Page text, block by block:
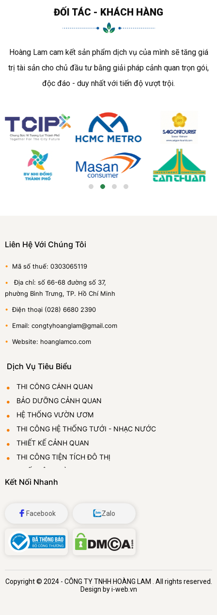
ĐỐI TÁC - KHÁCH HÀNG
Hoàng Lam cam kết sản phẩm dịch vụ của mình sẽ tăng giá
trị tài sản cho chủ đầu tư bằng giải pháp cảnh quan trọn gói,
độc đáo - duy nhất với tiến độ vượt trội.
Liên Hệ Với Chúng Tôi
• Mã số thuế: 0303065119
• Địa chỉ: số 66-68 đường số 37,
phường Bình Trưng, TP. Hồ Chí Minh
• Điện thoại (028) 6680 2390
• Email: congtyhoanglam@gmail.com
• Website: hoanglamco.com
Dịch Vụ Tiêu Biểu
THI CÔNG CẢNH QUAN
BẢO DƯỠNG CẢNH QUAN
HỆ THỐNG VƯỜN ƯƠM
THI CÔNG HỆ THỐNG TƯỚI - NHẠC NƯỚC
THIẾT KẾ CẢNH QUAN
THI CÔNG TIỆN TÍCH ĐÔ THỊ
CUNG CẤP VÀ CHO THUÊ CÂY CẢNH
Kết Nối Nhanh
Facebook Zalo
Copyright © 2024 - CÔNG TY TNHH HOÀNG LAM . All rights reserved.
Design by i-web.vn